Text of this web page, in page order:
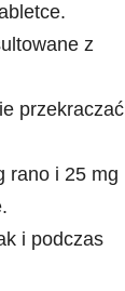
z
przekraczać
rano i 25 mg
i podczas